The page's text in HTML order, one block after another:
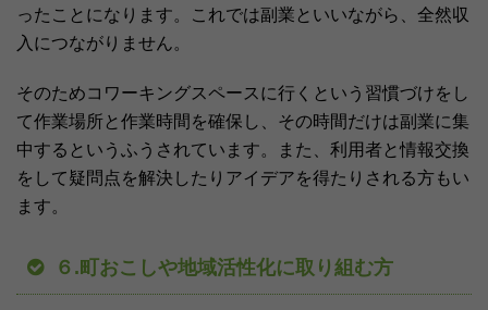
ったことになります。これでは副業といいながら、全然収
入につながりません。
そのためコワーキングスペースに行くという習慣づけをし
て作業場所と作業時間を確保し、その時間だけは副業に集
中するというふうされています。また、利用者と情報交換
をして疑問点を解決したりアイデアを得たりされる方もい
ます。
６.町おこしや地域活性化に取り組む方